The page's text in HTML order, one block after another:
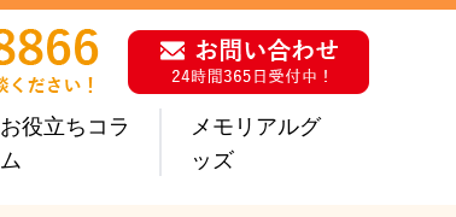
お役立ちコラ
ム
メモリアルグ
ッズ